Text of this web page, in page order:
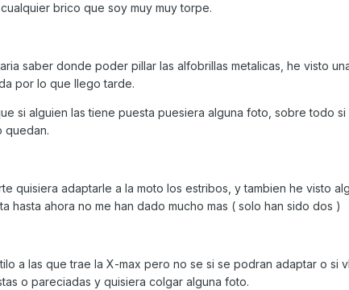
brico que soy muy muy torpe.
saber donde poder pillar las alfobrillas metalicas, he visto
por lo que llego tarde.
si alguien las tiene puesta puesiera alguna foto, sobre todo si
quedan.
quisiera adaptarle a la moto los estribos, y tambien he visto
hasta ahora no me han dado mucho mas ( solo han sido dos )
a las que trae la X-max pero no se si se podran adaptar o si
o pareciadas y quisiera colgar alguna foto.